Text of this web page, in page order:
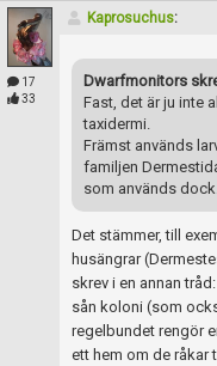
17
33
Kaprosuchus:
Dwarfmonitors
Fast, det är ju inte
taxidermi.
Främst används
familjen
som används
Det stämmer, till
husängrar
skrev i en annan
sån koloni (som
regelbundet rengör
ett hem om de råkar